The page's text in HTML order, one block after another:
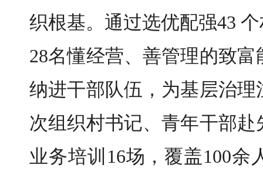
织根基。通过选优配强43
28名懂经营、善管理的致
纳进干部队伍，为基层治
次组织村书记、青年干部
业务培训16场，覆盖100